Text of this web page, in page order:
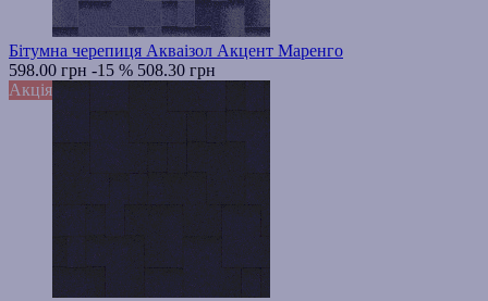
Бітумна черепиця Акваізол Акцент Маренго
598.00 грн -15 % 508.30 грн
Акція